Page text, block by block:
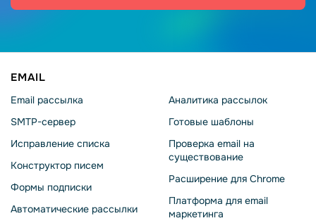
EMAIL
Email рассылка
SMTP-сервер
Исправление списка
Конструктор писем
Формы подписки
Автоматические рассылки
Аналитика рассылок
Готовые шаблоны
Проверка email на
существование
Расширение для Chrome
Платформа для email
маркетинга